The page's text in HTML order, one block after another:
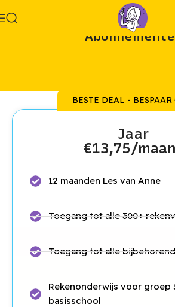
BESTE DEAL -
Jaar
€13,75/
12 maanden Les van Anne
Toegang tot alle 300+
Toegang tot alle
Rekenonderwijs voor groep
basisschool